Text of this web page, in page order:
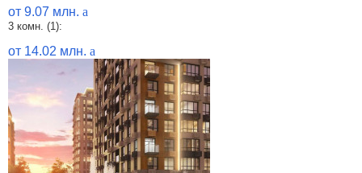
от 9.07 млн. a
3 комн. (1):
от 14.02 млн. a